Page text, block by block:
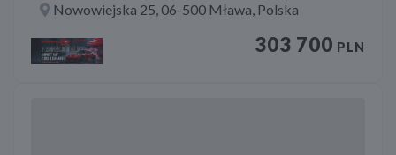
Nowowiejska 25, 06-500 Mława, Polska
303 700 PLN